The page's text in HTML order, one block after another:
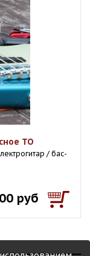
ТО
/ бас-
руб